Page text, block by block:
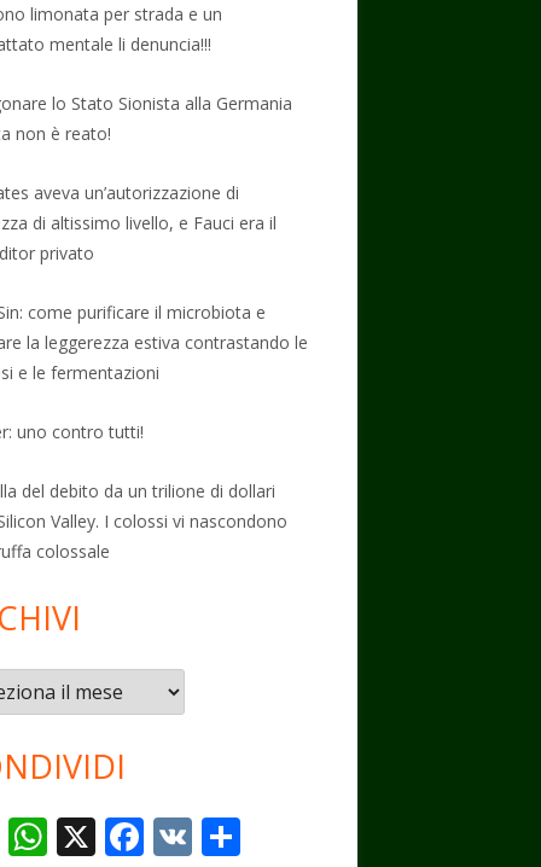
limonata per strada e un
mentale li denuncia!!!
lo Stato Sionista alla Germania
non è reato!
aveva un’autorizzazione di
di altissimo livello, e Fauci era il
privato
come purificare il microbiota e
la leggerezza estiva contrastando le
e le fermentazioni
uno contro tutti!
del debito da un trilione di dollari
Valley. I colossi vi nascondono
colossale
T W X F V